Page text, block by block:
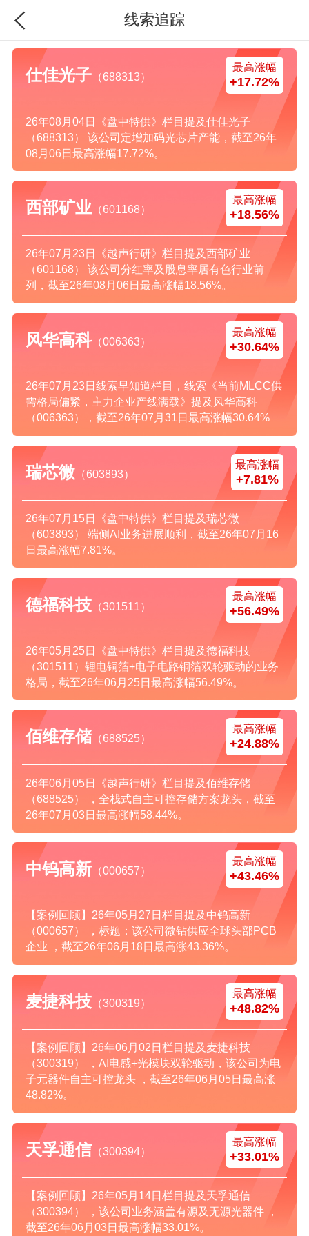
线索追踪
仕佳光子 （688313）
最高涨幅
+17.72%
26年08月04日《盘中特供》栏目提及仕佳光子
（688313） 该公司定增加码光芯片产能，截至26年
08月06日最高涨幅17.72%。
西部矿业 （601168）
最高涨幅
+18.56%
26年07月23日《越声行研》栏目提及西部矿业
（601168） 该公司分红率及股息率居有色行业前
列，截至26年08月06日最高涨幅18.56%。
风华高科（006363）
最高涨幅
+30.64%
26年07月23日线索早知道栏目，线索《当前MLCC供
需格局偏紧，主力企业产线满载》提及风华高科
（006363），截至26年07月31日最高涨幅30.64%
瑞芯微 （603893）
最高涨幅
+7.81%
26年07月15日《盘中特供》栏目提及瑞芯微
（603893） 端侧AI业务进展顺利，截至26年07月16
日最高涨幅7.81%。
德福科技 （301511）
最高涨幅
+56.49%
26年05月25日《盘中特供》栏目提及德福科技
（301511）锂电铜箔+电子电路铜箔双轮驱动的业务
格局，截至26年06月25日最高涨幅56.49%。
佰维存储 （688525）
最高涨幅
+24.88%
26年06月05日《越声行研》栏目提及佰维存储
（688525） ，全栈式自主可控存储方案龙头，截至
26年07月03日最高涨幅58.44%。
中钨高新 （000657）
最高涨幅
+43.46%
【案例回顾】26年05月27日栏目提及中钨高新
（000657） ，标题：该公司微钻供应全球头部PCB
企业 ，截至26年06月18日最高涨43.36%。
麦捷科技 （300319）
最高涨幅
+48.82%
【案例回顾】26年06月02日栏目提及麦捷科技
（300319） ，AI电感+光模块双轮驱动，该公司为电
子元器件自主可控龙头 ，截至26年06月05日最高涨
48.82%。
天孚通信 （300394）
最高涨幅
+33.01%
【案例回顾】26年05月14日栏目提及天孚通信
（300394） ，该公司业务涵盖有源及无源光器件 ，
截至26年06月03日最高涨幅33.01%。